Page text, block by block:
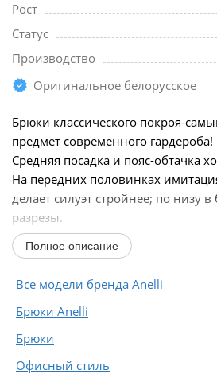
Рост
Статус
Производство
Оригинальное белорусское
Брюки классического покроя-
предмет современного гардероба!
Средняя посадка и пояс-обтачка
На передних половинках
делает силуэт стройнее; по низу
разрезы.
Классический и женственный
Полное описание
Все модели бренда Anelli
Брюки Anelli
Брюки
Офисный стиль